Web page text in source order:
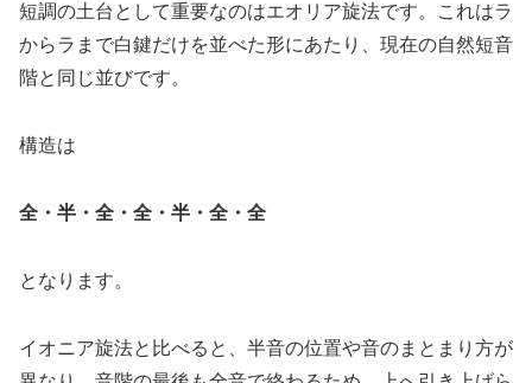
短調の土台として重要なのはエオリア旋法です。これはラ
からラまで白鍵だけを並べた形にあたり、現在の自然短音
階と同じ並びです。
構造は
全・半・全・全・半・全・全
となります。
イオニア旋法と比べると、半音の位置や音のまとまり方が